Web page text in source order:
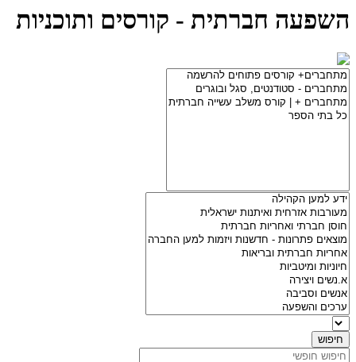
השפעה חברתית - קורסים ותוכניות